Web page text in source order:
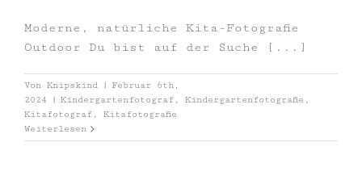
Moderne, natürliche Kita-Fotografie
Outdoor Du bist auf der Suche [...]
Von Knipskind |
Februar 6th,
2024
| Kindergartenfotograf , Kindergartenfotografie ,
Kitafotograf , Kitafotografie
Weiterlesen